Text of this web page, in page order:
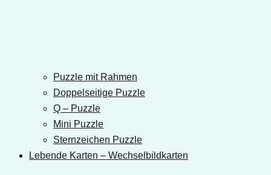
Puzzle mit Rahmen
Doppelseitige Puzzle
Q – Puzzle
Mini Puzzle
Sternzeichen Puzzle
Lebende Karten – Wechselbildkarten